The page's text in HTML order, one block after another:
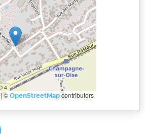
|©OpenStreetMapcontributors